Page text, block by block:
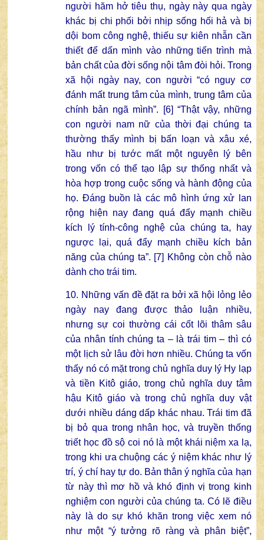
người hăm hở tiêu thụ, ngày này qua ngày
khác bị chi phối bởi nhịp sống hối hả và bị
dội bom công nghệ, thiếu sự kiên nhẫn cần
thiết để dấn mình vào những tiến trình mà
bản chất của đời sống nội tâm đòi hỏi. Trong
xã hội ngày nay, con người “có nguy cơ
đánh mất trung tâm của mình, trung tâm của
chính bản ngã mình”. [6] “Thật vậy, những
con người nam nữ của thời đại chúng ta
thường thấy mình bị bấn loạn và xâu xé,
hầu như bị tước mất một nguyên lý bên
trong vốn có thể tạo lập sự thống nhất và
hòa hợp trong cuộc sống và hành động của
họ. Đáng buồn là các mô hình ứng xử lan
rộng hiện nay đang quá đẩy mạnh chiều
kích lý tính-công nghệ của chúng ta, hay
ngược lại, quá đẩy mạnh chiều kích bản
năng của chúng ta”. [7] Không còn chỗ nào
dành cho trái tim.
10. Những vấn đề đặt ra bởi xã hội lỏng lẻo
ngày nay đang được thảo luận nhiều,
nhưng sự coi thường cái cốt lõi thâm sâu
của nhân tính chúng ta – là trái tim – thì có
một lịch sử lâu đời hơn nhiều. Chúng ta vốn
thấy nó có mặt trong chủ nghĩa duy lý Hy lạp
và tiền Kitô giáo, trong chủ nghĩa duy tâm
hậu Kitô giáo và trong chủ nghĩa duy vật
dưới nhiều dáng dấp khác nhau. Trái tim đã
bị bỏ qua trong nhân học, và truyền thống
triết học đồ sộ coi nó là một khái niệm xa lạ,
trong khi ưa chuộng các ý niệm khác như lý
trí, ý chí hay tự do. Bản thân ý nghĩa của hạn
từ này thì mơ hồ và khó định vị trong kinh
nghiệm con người của chúng ta. Có lẽ điều
này là do sự khó khăn trong việc xem nó
như một “ý tưởng rõ ràng và phân biệt”,